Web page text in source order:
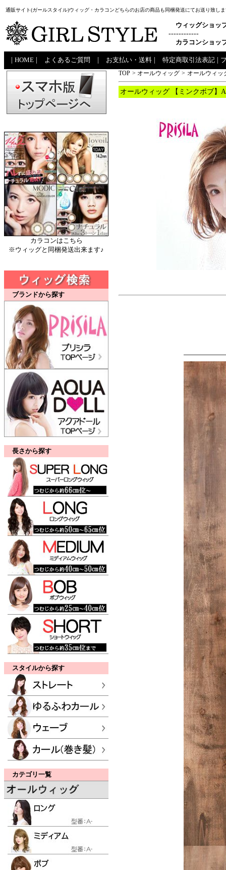
通販サイト(ガールスタイル)ウィッグ・カラコンどちらのお店の商品も同梱発送にてお送り致し
ウィッグショッ
------------
カラコンショッ
HOME よくあるご質問 お支払い・送料 特定商取引法表記
カラコンはこちら
※ウィッグと同梱発送出来ます♪
ブランドから探す
長さから探す
スタイルから探す
カテゴリ一覧
TOP > オールウィッグ > オールウィッ
オールウィッグ 【ミンクボブ】